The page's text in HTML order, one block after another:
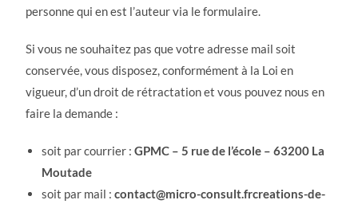
personne qui en est l’auteur via le formulaire.
Si vous ne souhaitez pas que votre adresse mail soit
conservée, vous disposez, conformément à la Loi en
vigueur, d’un droit de rétractation et vous pouvez nous en
faire la demande :
soit par courrier :GPMC – 5 rue de l’école – 63200 La
Moutade
soit par mail :contact@micro-consult.frcreations-de-